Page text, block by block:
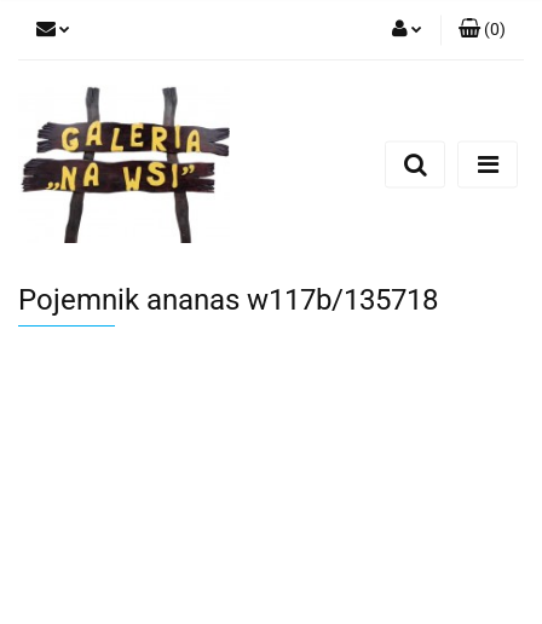
Dodaj zgłoszenie
(0)
Pojemnik ananas w117b/135718